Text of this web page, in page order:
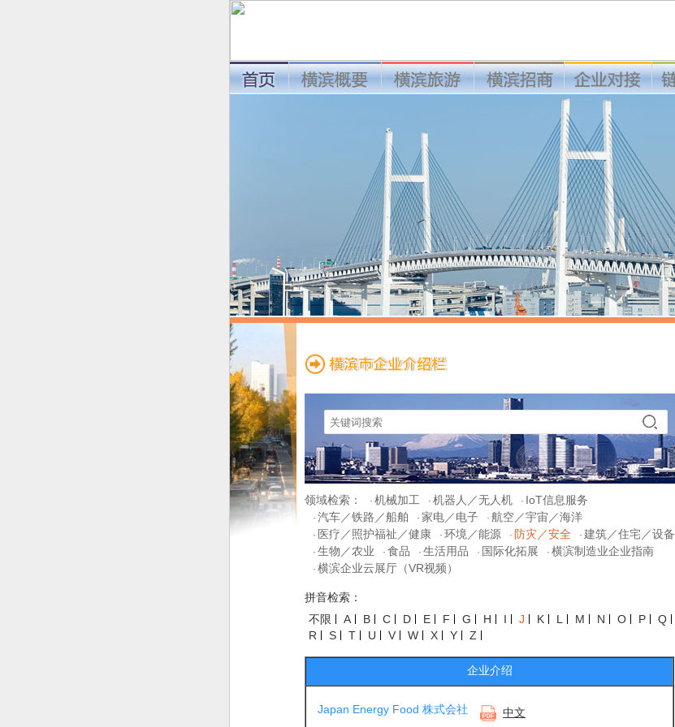
领域检索： · 机械加工 · 机器人／无人机 · IoT信息服务
· 汽车／铁路／船舶 · 家电／电子 · 航空／宇宙／海洋
· 医疗／照护福祉／健康 · 环境／能源 · 防灾／安全 · 建筑／住宅／设备
· 生物／农业 · 食品 · 生活用品 · 国际化拓展 · 横滨制造业企业指南
· 横滨企业云展厅（VR视频）
拼音检索：
不限
A B C D E F G H I J K L M N O P
Q
R
S T U V W X Y Z
企业介绍
Japan Energy Food 株式会社 中文